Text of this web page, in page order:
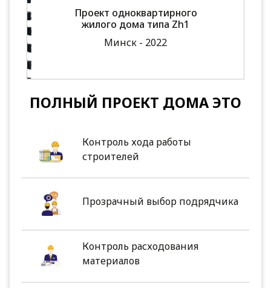
Проект одноквартирного
жилого дома типа Zh1
Минск - 2022
ПОЛНЫЙ ПРОЕКТ ДОМА ЭТО
Контроль хода работы
строителей
Прозрачный выбор подрядчика
Контроль расходования
материалов